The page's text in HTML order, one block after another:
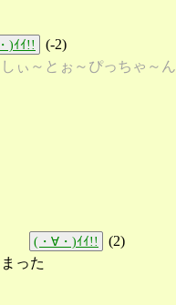
)ｲｲ!! (-2)
ぃ～とぉ～ぴっちゃ～ん
(・∀・)ｲｲ!! (2)
った